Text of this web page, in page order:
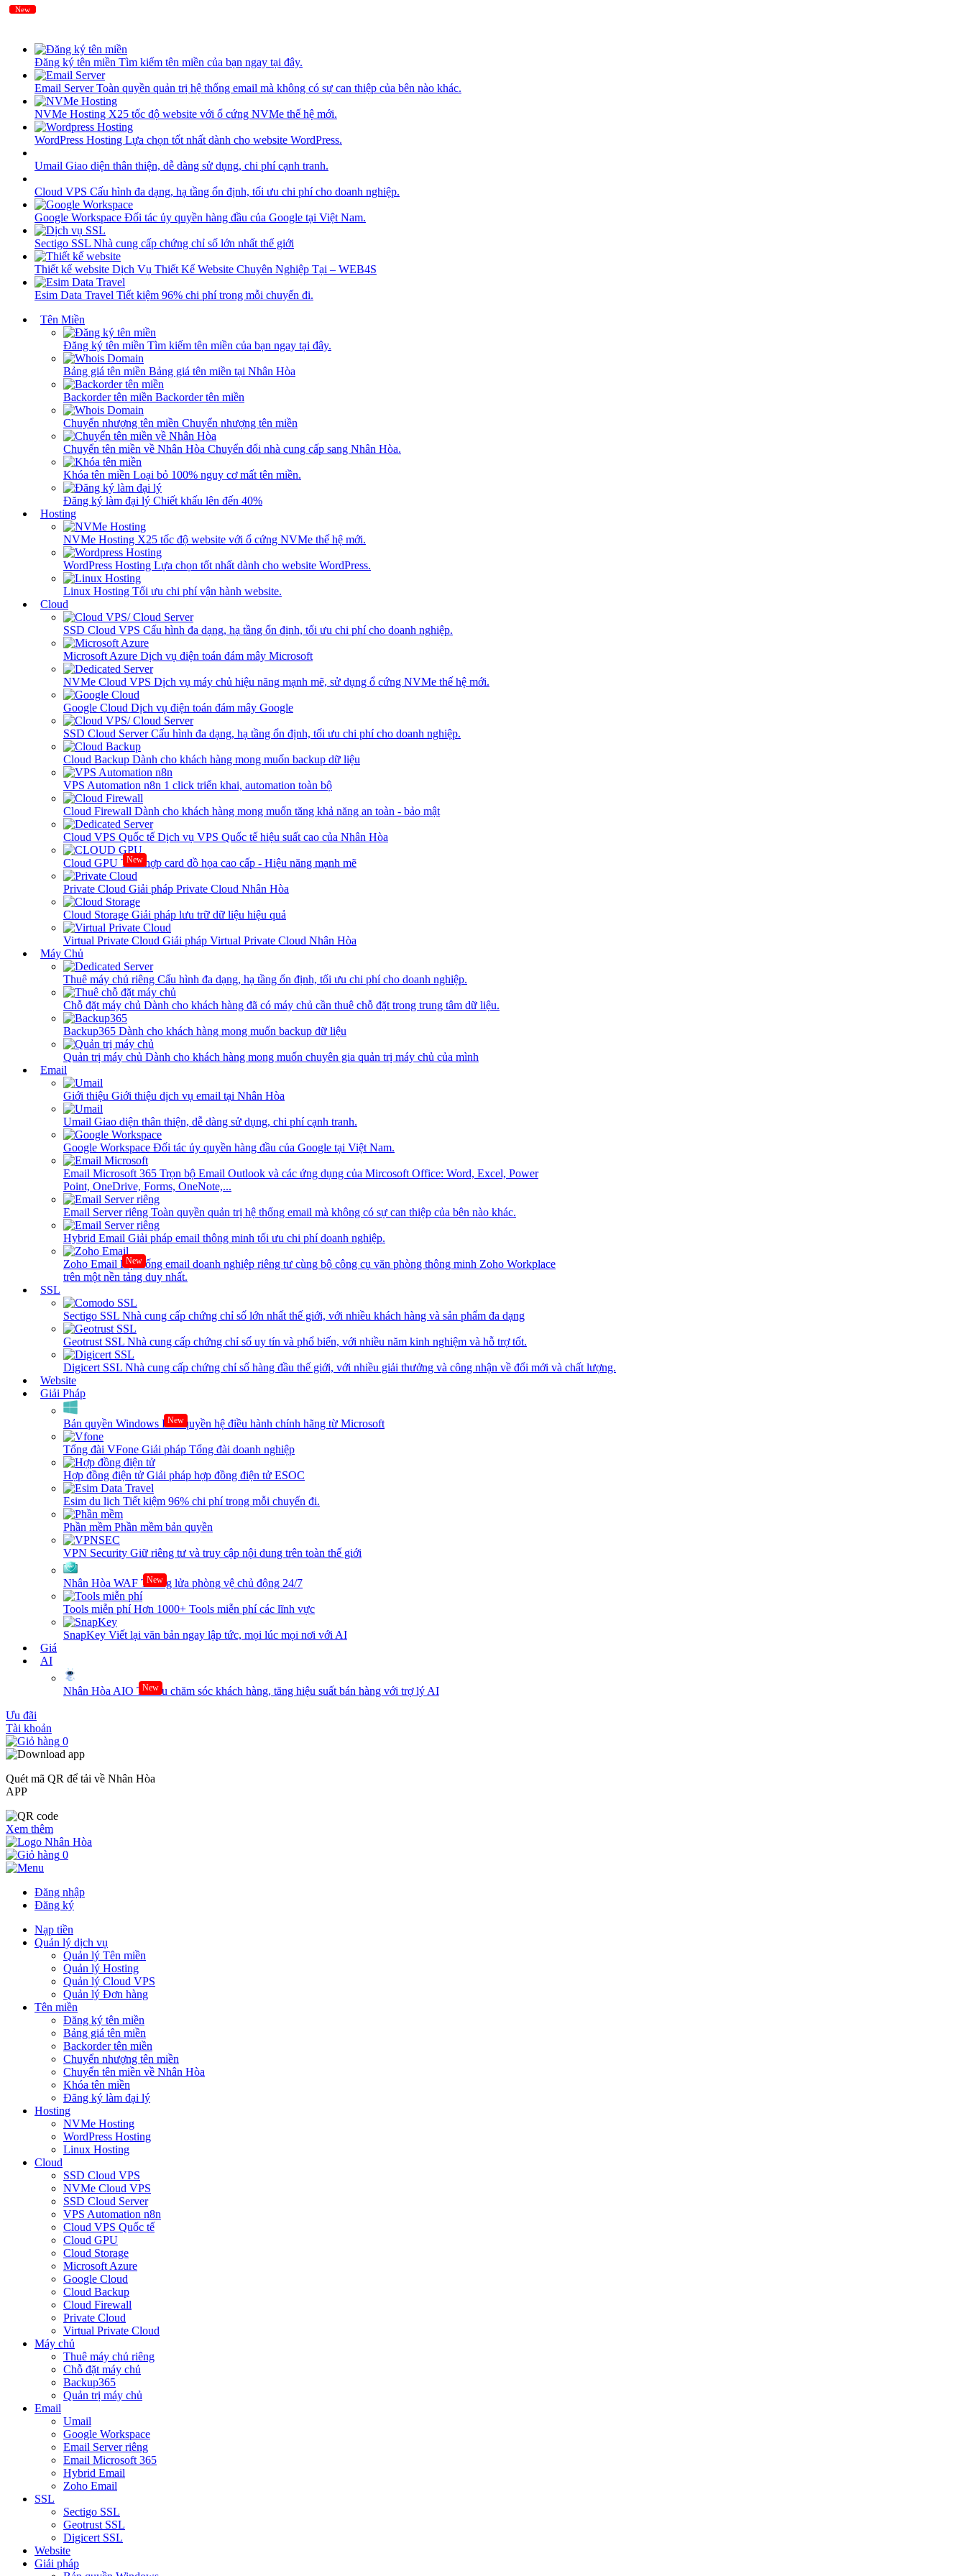
Đăng ký tên miền Tìm kiếm tên miền của bạn ngay tại đây.
Email ServerToàn quyền quản trị hệ thống email mà không có sự can thiệp của bên nào khác.
NVMe Hosting X25 tốc độ website với ổ cứng NVMe thế hệ mới.
WordPress Hosting Lựa chọn tốt nhất dành cho website WordPress.
Umail Giao diện thân thiện, dễ dàng sử dụng, chi phí cạnh tranh.
Cloud VPS Cấu hình đa dạng, hạ tầng ổn định, tối ưu chi phí cho doanh nghiệp.
Google Workspace Đối tác ủy quyền hàng đầu của Google tại Việt Nam.
Sectigo SSL Nhà cung cấp chứng chỉ số lớn nhất thế giới
Thiết kế website Dịch Vụ Thiết Kế Website Chuyên Nghiệp Tại – WEB4S
Esim Data Travel Tiết kiệm 96% chi phí trong mỗi chuyến đi.
Tên Miền
Đăng ký tên miền Tìm kiếm tên miền của bạn ngay tại đây.
Bảng giá tên miền Bảng giá tên miền tại Nhân Hòa
Backorder tên miền Backorder tên miền
Chuyển nhượng tên miền Chuyển nhượng tên miền
Chuyển tên miền về Nhân Hòa Chuyển đổi nhà cung cấp sang Nhân Hòa.
Khóa tên miền Loại bỏ 100% nguy cơ mất tên miền.
Đăng ký làm đại lý Chiết khấu lên đến 40%
Hosting
NVMe Hosting X25 tốc độ website với ổ cứng NVMe thế hệ mới.
WordPress Hosting Lựa chọn tốt nhất dành cho website WordPress.
Linux Hosting Tối ưu chi phí vận hành website.
New
Cloud
SSD Cloud VPS Cấu hình đa dạng, hạ tầng ổn định, tối ưu chi phí cho doanh nghiệp.
Microsoft Azure Dịch vụ điện toán đám mây Microsoft
NVMe Cloud VPS Dịch vụ máy chủ hiệu năng mạnh mẽ, sử dụng ổ cứng NVMe thế hệ mới.
Google Cloud Dịch vụ điện toán đám mây Google
SSD Cloud ServerCấu hình đa dạng, hạ tầng ổn định, tối ưu chi phí cho doanh nghiệp.
Cloud Backup Dành cho khách hàng mong muốn backup dữ liệu
VPS Automation n8n 1 click triển khai, automation toàn bộ
Cloud Firewall Dành cho khách hàng mong muốn tăng khả năng an toàn - bảo mật
Cloud VPS Quốc tế Dịch vụ VPS Quốc tế hiệu suất cao của Nhân Hòa
Cloud GPU New
Tích hợp card đồ họa cao cấp - Hiệu năng mạnh mẽ
Private Cloud Giải pháp Private Cloud Nhân Hòa
Cloud Storage Giải pháp lưu trữ dữ liệu hiệu quả
Virtual Private Cloud Giải pháp Virtual Private Cloud Nhân Hòa
Máy Chủ
Thuê máy chủ riêng Cấu hình đa dạng, hạ tầng ổn định, tối ưu chi phí cho doanh nghiệp.
Chỗ đặt máy chủ Dành cho khách hàng đã có máy chủ cần thuê chỗ đặt trong trung tâm dữ liệu.
Backup365 Dành cho khách hàng mong muốn backup dữ liệu
Quản trị máy chủ Dành cho khách hàng mong muốn chuyên gia quản trị máy chủ của mình
New
Email
Giới thiệu Giới thiệu dịch vụ email tại Nhân Hòa
Umail Giao diện thân thiện, dễ dàng sử dụng, chi phí cạnh tranh.
Google Workspace Đối tác ủy quyền hàng đầu của Google tại Việt Nam.
Email Microsoft 365 Trọn bộ Email Outlook và các ứng dụng của Mircosoft Office: Word, Excel, Power
Point, OneDrive, Forms, OneNote,...
Email Server riêng Toàn quyền quản trị hệ thống email mà không có sự can thiệp của bên nào khác.
Hybrid Email Giải pháp email thông minh tối ưu chi phí doanh nghiệp.
Zoho Email New
Hệ thống email doanh nghiệp riêng tư cùng bộ công cụ văn phòng thông minh Zoho Workplace
trên một nền tảng duy nhất.
SSL
Sectigo SSL Nhà cung cấp chứng chỉ số lớn nhất thế giới, với nhiều khách hàng và sản phẩm đa dạng
Geotrust SSL Nhà cung cấp chứng chỉ số uy tín và phổ biến, với nhiều năm kinh nghiệm và hỗ trợ tốt.
Digicert SSL Nhà cung cấp chứng chỉ số hàng đầu thế giới, với nhiều giải thưởng và công nhận về đổi mới và chất lượng.
Website
Giải Pháp
Bản quyền Windows New
Bản quyền hệ điều hành chính hãng từ Microsoft
Tổng đài VFone Giải pháp Tổng đài doanh nghiệp
Hợp đồng điện tử Giải pháp hợp đồng điện tử ESOC
Esim du lịch Tiết kiệm 96% chi phí trong mỗi chuyến đi.
Phần mềm Phần mềm bản quyền
VPN Security Giữ riêng tư và truy cập nội dung trên toàn thế giới
Nhân Hòa WAF New
Tường lửa phòng vệ chủ động 24/7
Tools miễn phíHơn 1000+ Tools miễn phí các lĩnh vực
SnapKey Viết lại văn bản ngay lập tức, mọi lúc mọi nơi với AI
Giá
AI
Nhân Hòa AIO New
Tối ưu chăm sóc khách hàng, tăng hiệu suất bán hàng với trợ lý AI
Ưu đãi
Tài khoản
0
Quét mã QR để tải về Nhân Hòa
APP
Xem thêm
0
Đăng nhập
Đăng ký
Nạp tiền
Quản lý dịch vụ
Quản lý Tên miền
Quản lý Hosting
Quản lý Cloud VPS
Quản lý Đơn hàng
Tên miền
Đăng ký tên miền
Bảng giá tên miền
Backorder tên miền
Chuyển nhượng tên miền
Chuyển tên miền về Nhân Hòa
Khóa tên miền
Đăng ký làm đại lý
Hosting
NVMe Hosting
WordPress Hosting
Linux Hosting
Cloud
SSD Cloud VPS
NVMe Cloud VPS
SSD Cloud Server
VPS Automation n8n
Cloud VPS Quốc tế
Cloud GPU
Cloud Storage
Microsoft Azure
Google Cloud
Cloud Backup
Cloud Firewall
Private Cloud
Virtual Private Cloud
Máy chủ
Thuê máy chủ riêng
Chỗ đặt máy chủ
Backup365
Quản trị máy chủ
Email
Umail
Google Workspace
Email Server riêng
Email Microsoft 365
Hybrid Email
Zoho Email
SSL
Sectigo SSL
Geotrust SSL
Digicert SSL
Website
Giải pháp